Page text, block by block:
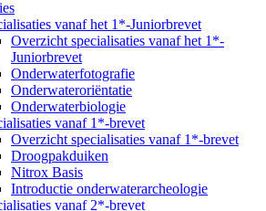
vanaf het 1*-Juniorbrevet
Overzicht specialisaties vanaf het 1*-
Juniorbrevet
Onderwaterfotografie
Onderwateroriëntatie
Onderwaterbiologie
vanaf 1*-brevet
Overzicht specialisaties vanaf 1*-brevet
Droogpakduiken
Nitrox Basis
Introductie onderwaterarcheologie
vanaf 2*-brevet